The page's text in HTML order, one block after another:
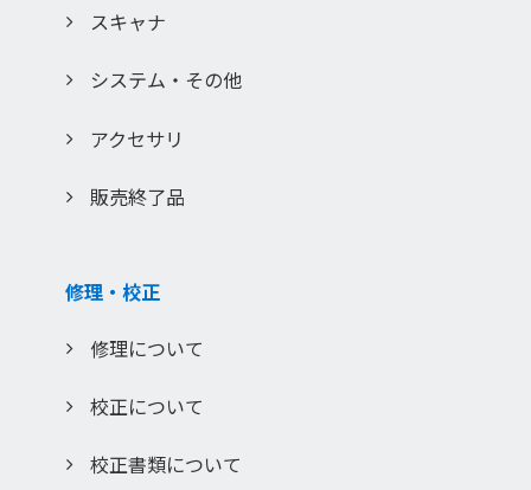
入力いただきましたお客様の個人情報は、当社のプライバシ
許可無く第三者に譲渡もしくは利用する事は一切ございませ
スキャナ
システム・その他
アクセサリ
販売終了品
修理・校正
修理について
校正について
校正書類について